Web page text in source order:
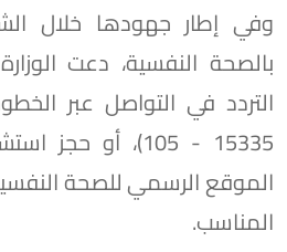
وفي إطار جهودها خلال
بالصحة النفسية، دعت
15335 - 105)، أو
الموقع الرسمي للصحة
المناسب.